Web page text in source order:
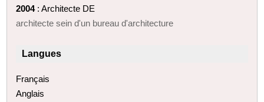
2004: Architecte DE
architecte sein d'un bureau d'architecture
Langues
Français
Anglais